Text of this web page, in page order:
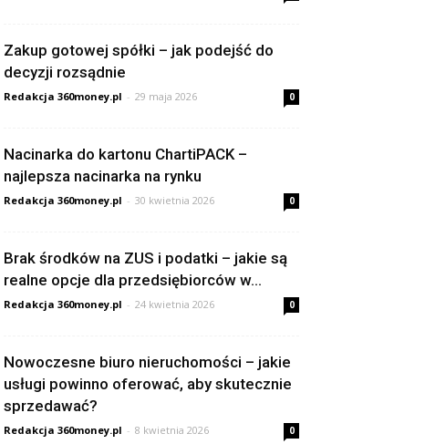
Zakup gotowej spółki – jak podejść do
decyzji rozsądnie
Redakcja 360money.pl - 29 maja 2026 0
Nacinarka do kartonu ChartiPACK –
najlepsza nacinarka na rynku
Redakcja 360money.pl - 30 kwietnia 2026 0
Brak środków na ZUS i podatki – jakie są
realne opcje dla przedsiębiorców w...
Redakcja 360money.pl - 24 kwietnia 2026 0
Nowoczesne biuro nieruchomości – jakie
usługi powinno oferować, aby skutecznie
sprzedawać?
Redakcja 360money.pl - 8 kwietnia 2026 0